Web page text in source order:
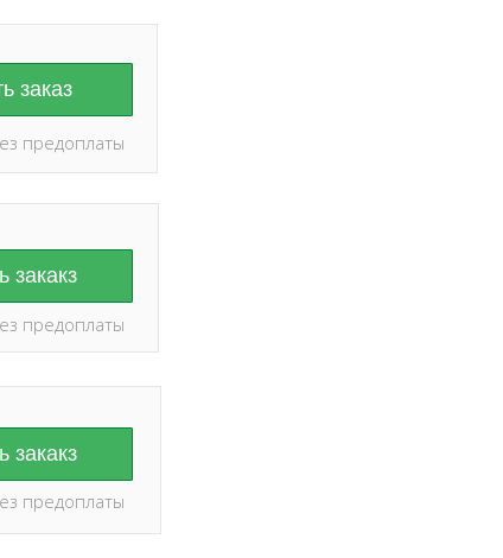
заказ
закакз
предоплаты
закакз
предоплаты
предоплаты